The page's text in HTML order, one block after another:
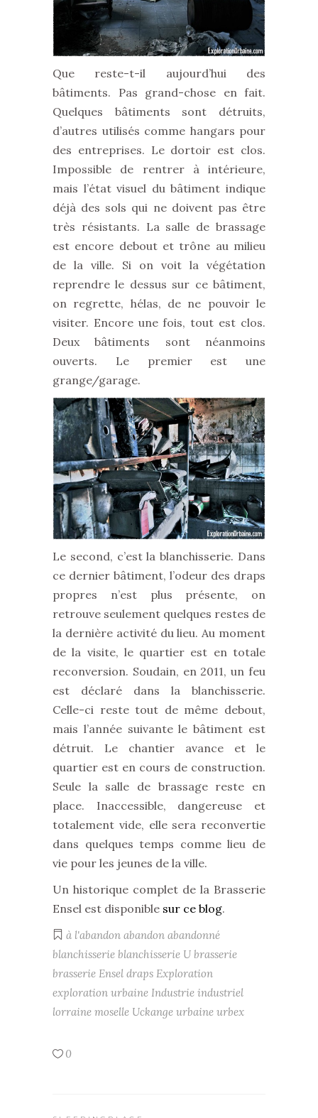
Que reste-t-il aujourd’hui des
bâtiments. Pas grand-chose en fait.
Quelques bâtiments sont détruits,
d’autres utilisés comme hangars pour
des entreprises. Le dortoir est clos.
Impossible de rentrer à intérieure,
mais l’état visuel du bâtiment indique
déjà des sols qui ne doivent pas être
très résistants. La salle de brassage
est encore debout et trône au milieu
de la ville. Si on voit la végétation
reprendre le dessus sur ce bâtiment,
on regrette, hélas, de ne pouvoir le
visiter. Encore une fois, tout est clos.
Deux bâtiments sont néanmoins
ouverts. Le premier est une
grange/garage.
Le second, c’est la blanchisserie. Dans
ce dernier bâtiment, l’odeur des draps
propres n’est plus présente, on
retrouve seulement quelques restes de
la dernière activité du lieu. Au moment
de la visite, le quartier est en totale
reconversion. Soudain, en 2011, un feu
est déclaré dans la blanchisserie.
Celle-ci reste tout de même debout,
mais l’année suivante le bâtiment est
détruit. Le chantier avance et le
quartier est en cours de construction.
Seule la salle de brassage reste en
place. Inaccessible, dangereuse et
totalement vide, elle sera reconvertie
dans quelques temps comme lieu de
vie pour les jeunes de la ville.
Un historique complet de la Brasserie
Ensel est disponible sur ce blog.
à l'abandon abandon abandonné
blanchisserie blanchisserie U brasserie
brasserie Ensel draps Exploration
exploration urbaine Industrie industriel
lorraine moselle Uckange urbaine urbex
0